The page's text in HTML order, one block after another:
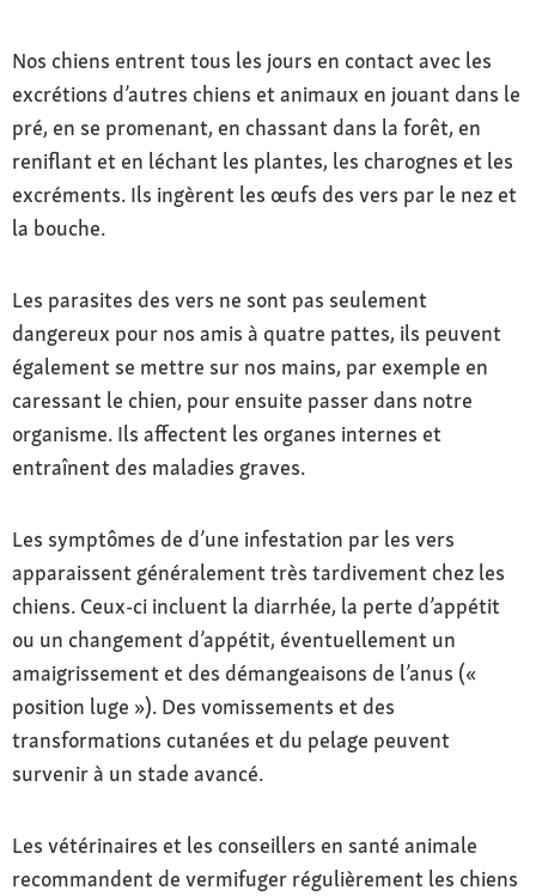
Nos chiens entrent tous les jours en contact avec les
excrétions d’autres chiens et animaux en jouant dans le
pré, en se promenant, en chassant dans la forêt, en
reniflant et en léchant les plantes, les charognes et les
excréments. Ils ingèrent les œufs des vers par le nez et
la bouche.
Les parasites des vers ne sont pas seulement
dangereux pour nos amis à quatre pattes, ils peuvent
également se mettre sur nos mains, par exemple en
caressant le chien, pour ensuite passer dans notre
organisme. Ils affectent les organes internes et
entraînent des maladies graves.
Les symptômes de d’une infestation par les vers
apparaissent généralement très tardivement chez les
chiens. Ceux-ci incluent la diarrhée, la perte d’appétit
ou un changement d’appétit, éventuellement un
amaigrissement et des démangeaisons de l’anus («
position luge »). Des vomissements et des
transformations cutanées et du pelage peuvent
survenir à un stade avancé.
Les vétérinaires et les conseillers en santé animale
recommandent de vermifuger régulièrement les chiens